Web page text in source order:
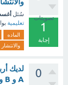
تصويتات
1
إجابة
سُئل أغسطس
تعليمية
الماده
والانتشار
0
لديك